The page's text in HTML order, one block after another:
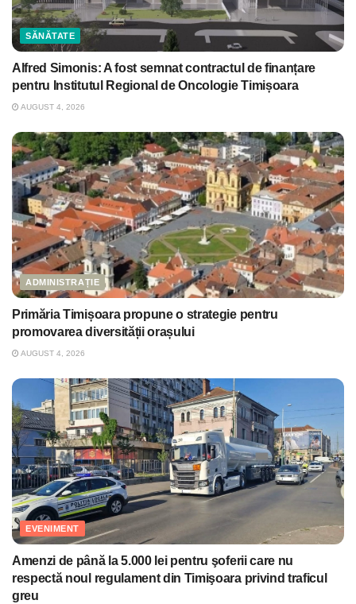
SĂNĂTATE
Alfred Simonis: A fost semnat contractul de finanțare
pentru Institutul Regional de Oncologie Timișoara
AUGUST 4, 2026
ADMINISTRAȚIE
Primăria Timișoara propune o strategie pentru
promovarea diversității orașului
AUGUST 4, 2026
EVENIMENT
Amenzi de până la 5.000 lei pentru şoferii care nu
respectă noul regulament din Timişoara privind traficul
greu